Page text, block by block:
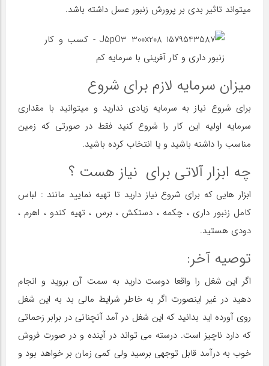
میتواند تاثیر بدی بر پرورش زنبور عسل داشته باشد.
میزان سرمایه لازم برای شروع
برای شروع نیاز به سرمایه زیادی ندارید و میتوانید با مقداری
سرمایه اولیه این کار را شروع کنید فقط در صورتی که زمین
مناسب را داشته باشید و یا انتخاب کرده باشید.
چه ابزار آلاتی برای نیاز هست ؟
ابزار هایی که برای شروع نیاز دارید تا تهیه نمایید مانند : لباس
کامل زنبور داری ، چکمه ، دستکش ، برس ، تهیه کندو ، اهرم ،
دودی هستید.
توصیه آخر:
اگر این شغل را واقعا دوست دارید به سمت آن بروید و انجام
دهید در غیر اینصورت اگر به خاطر شرایط مالی بد به این شغل
روی آورده اید بدانید که این شغل در آمد آنچنانی در برابر زحماتی
که دارد ناچیز است. درسته می تواند در آینده و در صورت فروش
خوب به درآمد قابل توجهی برسید ولی کمی زمان بر خواهد بود و